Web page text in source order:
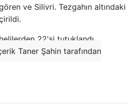
ve Silivri. Tezgahın altındaki
22'si tutuklandı.
Taner Şahin tarafından